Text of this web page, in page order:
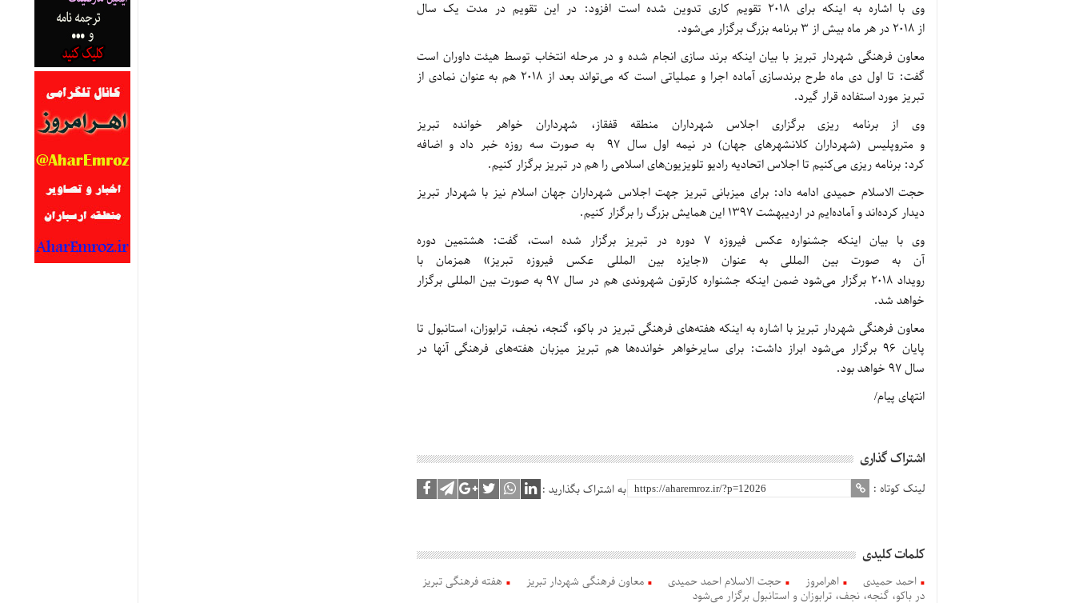
وی با اشاره به اینکه برای 2018 تقویم کاری تدوین شده است افزود: در این تقویم در مدت یک سال
از 2018 در هر ماه بیش از 3 برنامه بزرگ برگزار می‌شود.
معاون فرهنگی شهردار تبریز با بیان اینکه برند سازی انجام شده و در مرحله انتخاب توسط هیئت داوران است
گفت: تا اول دی ماه طرح برندسازی آماده اجرا و عملیاتی است که می‌تواند بعد از 2018 هم به عنوان نمادی از
تبریز مورد استفاده قرار گیرد.
وی از برنامه ریزی برگزاری اجلاس شهرداران منطقه قفقاز، شهرداران خواهر خوانده تبریز
و متروپلیس (شهرداران کلانشهرهای جهان) در نیمه اول سال 97 به صورت سه روزه خبر داد و اضافه
کرد: برنامه ریزی می‌کنیم تا اجلاس اتحادیه رادیو تلویزیون‌های اسلامی را هم در تبریز برگزار کنیم.
حجت الاسلام حمیدی ادامه داد: برای میزبانی تبریز جهت اجلاس شهرداران جهان اسلام نیز با شهردار تبریز
دیدار کرده‌اند و آماده‌ایم در اردیبهشت 1397 این همایش بزرگ را برگزار کنیم.
وی با بیان اینکه جشنواره عکس فیروزه 7 دوره در تبریز برگزار شده است، گفت: هشتمین دوره
آن به صورت بین المللی به عنوان «جایزه بین المللی عکس فیروزه تبریز» همزمان با
رویداد 2018 برگزار می‌شود ضمن اینکه جشنواره کارتون شهروندی هم در سال 97 به صورت بین المللی برگزار
خواهد شد.
معاون فرهنگی شهردار تبریز با اشاره به اینکه هفته‌های فرهنگی تبریز در باکو، گنجه، نجف، ترابوزان، استانبول تا
پایان 96 برگزار می‌شود ابراز داشت: برای سایرخواهر خوانده‌ها هم تبریز میزبان هفته‌های فرهنگی آنها در
سال 97 خواهد بود.
انتهای پیام/
اشتراک گذاری
لینک کوتاه : به اشتراک بگذارید :
کلمات کلیدی
احمد حمیدی اهرامروز حجت الاسلام احمد حمیدی معاون فرهنگی شهردار تبریز
هفته‌ فرهنگی تبریز
در باکو، گنجه، نجف، ترابوزان و استانبول برگزار می‌شود